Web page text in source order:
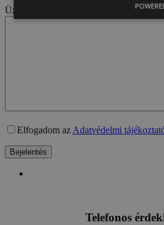
Üzenet
Elfogadom az Adatvédelmi
Telefonos